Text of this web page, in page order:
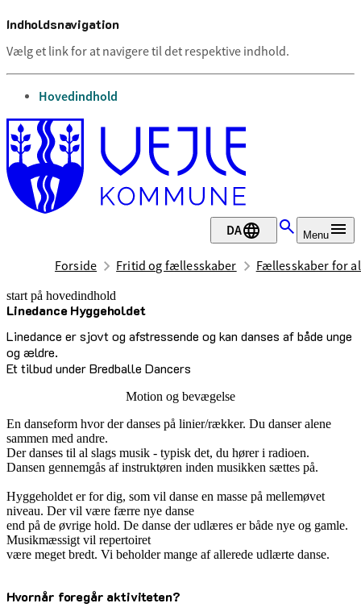
Indholdsnavigation
Vælg et link for at navigere til det respektive indhold.
gå til
Hovedindhold
DA Menu
Forside Fritid og fællesskaber Fællesskaber for
start på hovedindhold
Linedance Hyggeholdet
Linedance er sjovt og afstressende og kan danses af både unge
og ældre.
Et tilbud under Bredballe Dancers
senest opdateret 2. juli 2026
Motion og bevægelse
En danseform hvor der danses på linier/rækker. Du danser alene
sammen med andre.
Der danses til al slags musik - typisk det, du hører i radioen.
Dansen gennemgås af instruktøren inden musikken sættes på.
Hyggeholdet er for dig, som vil danse en masse på mellemøvet
niveau. Der vil være færre nye danse
end på de øvrige hold. De danse der udlæres er både nye og gamle.
Musikmæssigt vil repertoiret
være meget bredt. Vi beholder mange af allerede udlærte danse.
Hvornår foregår aktiviteten?